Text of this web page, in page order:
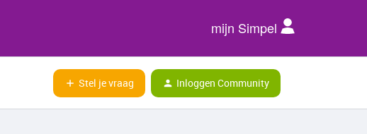
mijn Simpel
Stel je vraag Inloggen Community